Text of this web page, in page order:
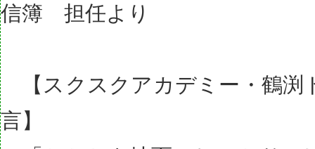
信簿 担任より
【スクスクアカデミー・鶴渕
言】